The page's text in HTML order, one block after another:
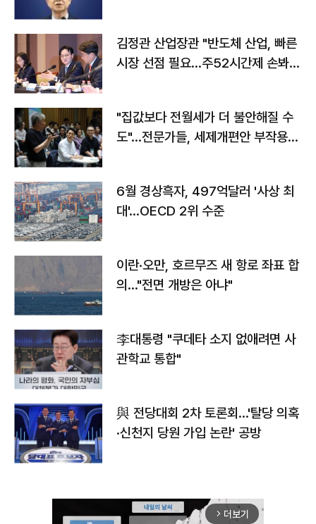
김정관 산업장관 "반도체 산업, 빠른
시장 선점 필요…주52시간제 손봐
"집값보다 전월세가 더 불안해질 수
도"…전문가들, 세제개편안 부작용
6월 경상흑자, 497억달러 '사상 최
대'…OECD 2위 수준
이란·오만, 호르무즈 새 항로 좌표 합
의…"전면 개방은 아냐"
李대통령 "쿠데타 소지 없애려면 사
관학교 통합"
與 전당대회 2차 토론회…'탈당 의혹
·신천지 당원 가입 논란' 공방
arrow_forward_ios 더보기